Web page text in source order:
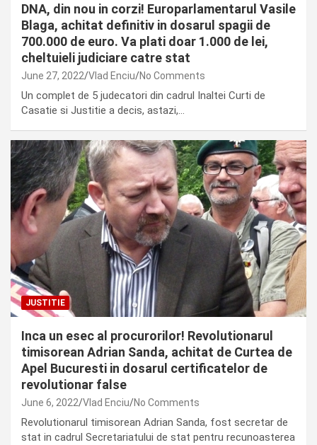
DNA, din nou in corzi! Europarlamentarul Vasile
Blaga, achitat definitiv in dosarul spagii de
700.000 de euro. Va plati doar 1.000 de lei,
cheltuieli judiciare catre stat
June 27, 2022 Vlad Enciu No Comments
Un complet de 5 judecatori din cadrul Inaltei Curti de
Casatie si Justitie a decis, astazi,…
JUSTITIE
Inca un esec al procurorilor! Revolutionarul
timisorean Adrian Sanda, achitat de Curtea de
Apel Bucuresti in dosarul certificatelor de
revolutionar false
June 6, 2022 Vlad Enciu No Comments
Revolutionarul timisorean Adrian Sanda, fost secretar de
stat in cadrul Secretariatului de stat pentru recunoasterea